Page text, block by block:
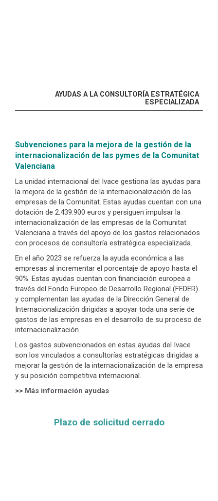
AYUDAS A LA CONSULTORÍA ESTRATÉGICA
ESPECIALIZADA
Subvenciones para la mejora de la gestión de la
internacionalización de las pymes de la Comunitat
Valenciana
La unidad internacional del Ivace gestiona las ayudas para
la mejora de la gestión de la internacionalización de las
empresas de la Comunitat. Estas ayudas cuentan con una
dotación de 2.439.900 euros y persiguen impulsar la
internacionalización de las empresas de la Comunitat
Valenciana a través del apoyo de los gastos relacionados
con procesos de consultoría estratégica especializada.
En el año 2023 se refuerza la ayuda económica a las
empresas al incrementar el porcentaje de apoyo hasta el
90%. Estas ayudas cuentan con financiación europea a
través del Fondo Europeo de Desarrollo Regional (FEDER)
y complementan las ayudas de la Dirección General de
Internacionalización dirigidas a apoyar toda una serie de
gastos de las empresas en el desarrollo de su proceso de
internacionalización.
Los gastos subvencionados en estas ayudas del Ivace
son los vinculados a consultorías estratégicas dirigidas a
mejorar la gestión de la internacionalización de la empresa
y su posición competitiva internacional.
>> Más información ayudas
Plazo de solicitud cerrado